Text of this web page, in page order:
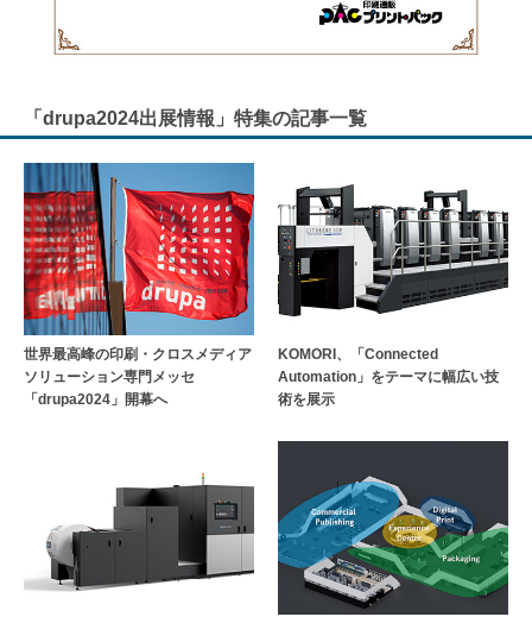
「drupa2024出展情報」特集の記事一覧
世界最高峰の印刷・クロスメディア
ソリューション専門メッセ
「drupa2024」開幕へ
KOMORI、「Connected
Automation」をテーマに幅広い技
術を展示